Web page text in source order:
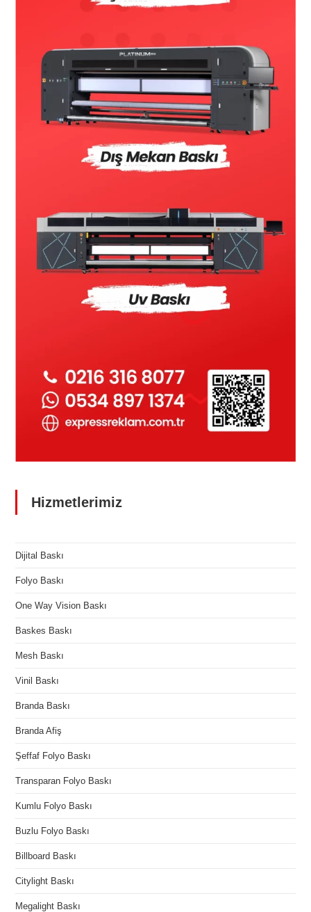
Hizmetlerimiz
Dijital Baskı
Folyo Baskı
One Way Vision Baskı
Baskes Baskı
Mesh Baskı
Vinil Baskı
Branda Baskı
Branda Afiş
Şeffaf Folyo Baskı
Transparan Folyo Baskı
Kumlu Folyo Baskı
Buzlu Folyo Baskı
Billboard Baskı
Citylight Baskı
Megalight Baskı